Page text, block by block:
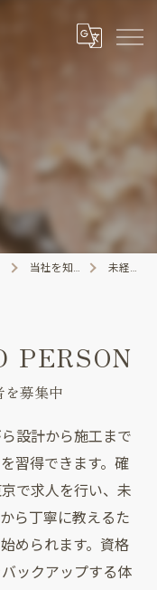
当社を知る 未経験
を募集中
PERSON
設計から施工まで
習得できます。確
で求人を行い、未
ら丁寧に教えるた
められます。資格
ックアップする体